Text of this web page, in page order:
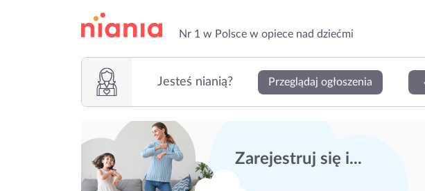
Nr 1 w Polsce w opiece nad dziećmi
Jesteś nianią? Przeglądaj ogłoszenia
Zarejestruj się i...